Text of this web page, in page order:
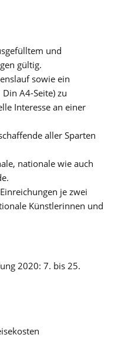
und
gültig.
sowie ein
A4-Seite) zu
Interesse an einer
aller Sparten
nationale wie auch
je zwei
Künstlerinnen und
2020: 7. bis 25.